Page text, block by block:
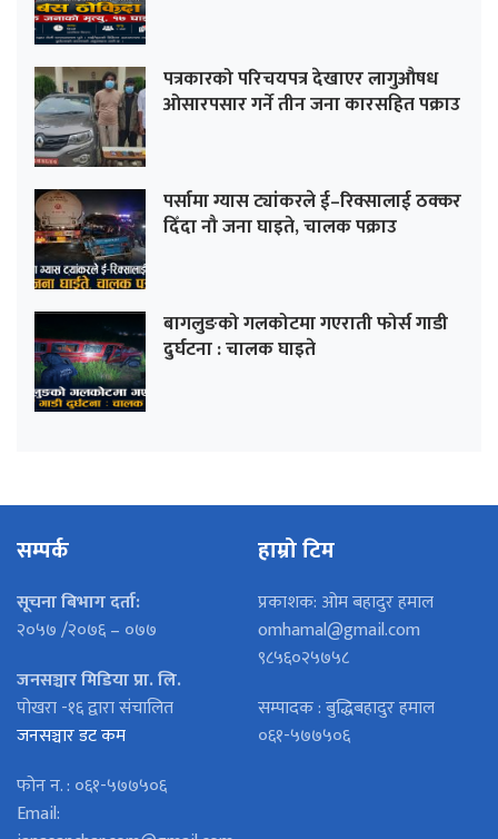
पत्रकारको परिचयपत्र देखाएर लागुऔषध
ओसारपसार गर्ने तीन जना कारसहित पक्राउ
पर्सामा ग्यास ट्यांकरले ई–रिक्सालाई ठक्कर
दिँदा नौ जना घाइते, चालक पक्राउ
बागलुङको गलकोटमा गएराती फोर्स गाडी
दुर्घटना : चालक घाइते
सम्पर्क
सूचना बिभाग दर्ता:
२०५७ /२०७६ – ०७७
जनसञ्चार मिडिया प्रा. लि.
पोखरा -१६ द्वारा संचालित
जनसञ्चार डट कम
फोन न. : ०६१-५७७५०६
Email:
हाम्रो टिम
प्रकाशक: ओम बहादुर हमाल
omhamal@gmail.com
९८५६०२५७५८
सम्पादक : बुद्धिबहादुर हमाल
०६१-५७७५०६